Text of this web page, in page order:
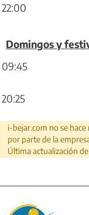
22:00
Domingos y
09:45
20:25
i-bejar.com no se
por parte de la
Última actualización